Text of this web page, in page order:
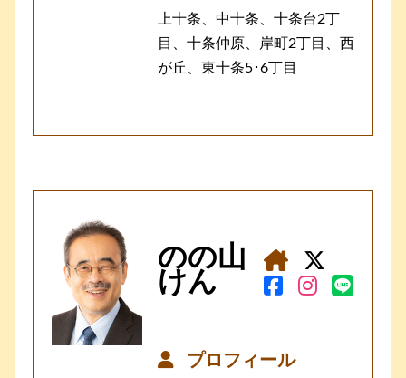
上十条、中十条、十条台2丁
目、十条仲原、岸町2丁目、西
が丘、東十条5･6丁目
のの山
けん
プロフィール